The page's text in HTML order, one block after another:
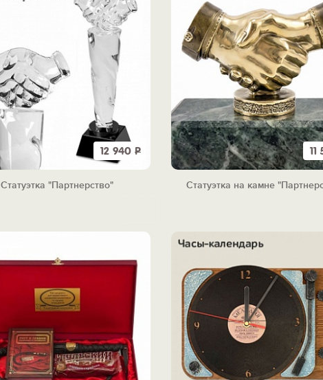
12 940 Р
Статуэтка "Партнерство" Статуэтка на камне